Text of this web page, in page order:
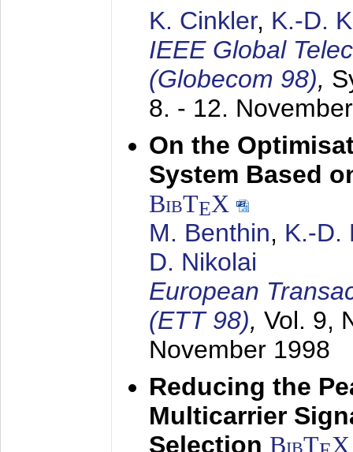
K. Cinkler, K.-D.
IEEE Global
(Globecom 98),
8. - 12.
On the
System Based
BibTEX
M. Benthin, K.-D.
D. Nikolai
European
(ETT 98), Vol. 9,
November 1998
Reducing the
Multicarrier
Selection BibT X